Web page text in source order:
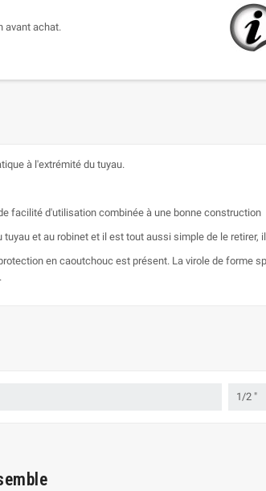
avant achat.
à l'extrémité du tuyau.
facilité d'utilisation combinée à une bonne construction
et au robinet et il est tout aussi simple de le retirer,
en caoutchouc est présent. La virole de forme
1/2 "